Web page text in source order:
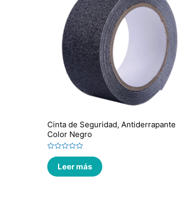
Cinta de Seguridad, Antiderrapante
Color Negro
Valorado
en
0
de
Leer más